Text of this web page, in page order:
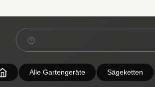
Alle Gartengeräte Sägeketten